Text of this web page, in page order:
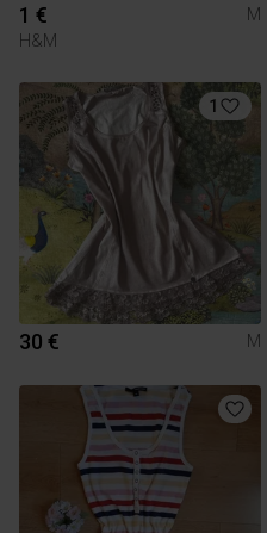
1 €
M
H&M
1
30 € M